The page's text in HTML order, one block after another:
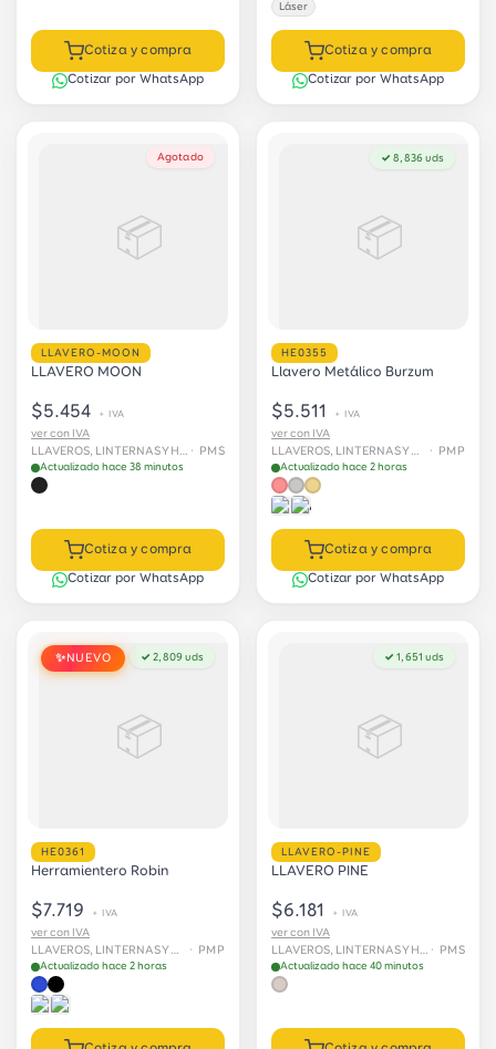
Cotiza y compra
Cotizar por WhatsApp
Láser
Cotiza y compra
Cotizar por WhatsApp
📦
Agotado
LLAVERO-MOON
LLAVERO MOON
$5.454 + IVA
ver con IVA
· PMS
Actualizado hace 38 minutos
Cotiza y compra
Cotizar por WhatsApp
📦
✓ 8,836 uds
HE0355
Llavero Metálico Burzum
$5.511 + IVA
ver con IVA
· PMP
Actualizado hace 2 horas
Cotiza y compra
Cotizar por WhatsApp
📦
✨ NUEVO ✓ 2,809 uds
HE0361
Herramientero Robin
$7.719 + IVA
ver con IVA
· PMP
Actualizado hace 2 horas
📦
✓ 1,651 uds
LLAVERO-PINE
LLAVERO PINE
$6.181 + IVA
ver con IVA
· PMS
Actualizado hace 40 minutos